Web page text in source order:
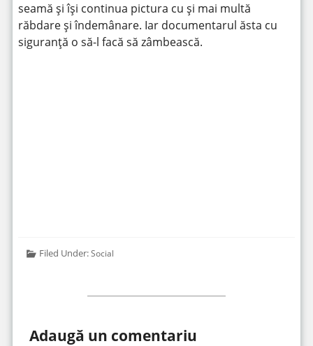
seamă și își continua pictura cu și mai multă
răbdare și îndemânare. Iar documentarul ăsta cu
siguranță o să-l facă să zâmbească.
Filed Under:Social
Adaugă un comentariu